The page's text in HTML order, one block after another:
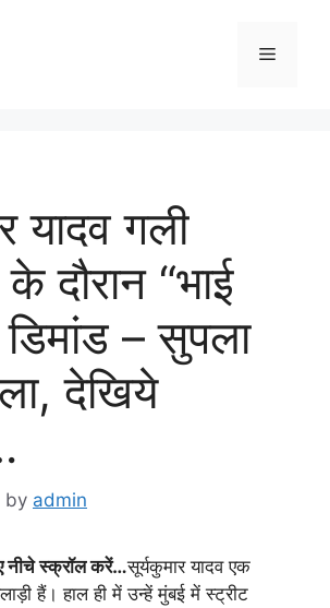
Menu
यादव गली
दौरान “भाई
– सुपला
देखिये
by admin
नीचे स्क्रॉल करें…सूर्यकुमार यादव एक
हैं। हाल ही में उन्हें मुंबई में स्ट्रीट